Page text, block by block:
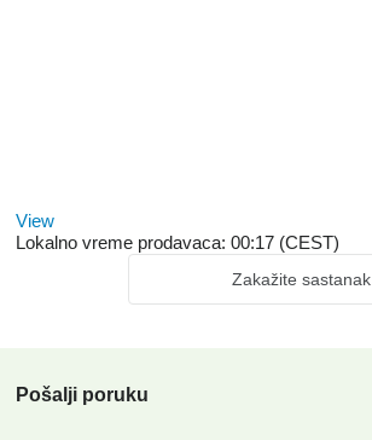
View
Lokalno vreme prodavaca: 00:17 (CEST)
Zakažite sastanak
Pošalji poruku